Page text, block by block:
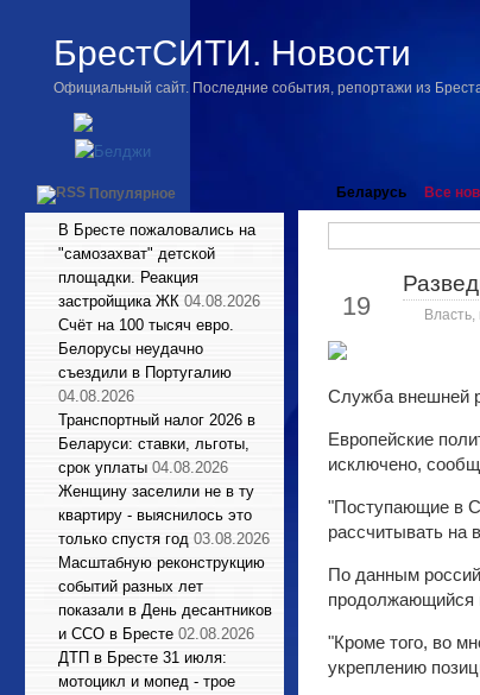
БрестСИТИ. Новости
Официальный сайт. Последние события, репортажи из
Популярное
В Бресте пожаловались на
"самозахват" детской
площадки. Реакция
застройщика ЖК 04.08.2026
Счёт на 100 тысяч евро.
Белорусы неудачно
съездили в Португалию
04.08.2026
Транспортный налог 2026 в
Беларуси: ставки, льготы,
срок уплаты 04.08.2026
Женщину заселили не в ту
квартиру - выяснилось это
только спустя год 03.08.2026
Масштабную реконструкцию
событий разных лет
показали в День десантников
и ССО в Бресте 02.08.2026
ДТП в Бресте 31 июля:
мотоцикл и мопед - трое
Беларусь Все
19
Служба внешней
Европейские
исключено,
"Поступающие в
рассчитывать на
По данным
продолжающийся
"Кроме того, во
укреплению